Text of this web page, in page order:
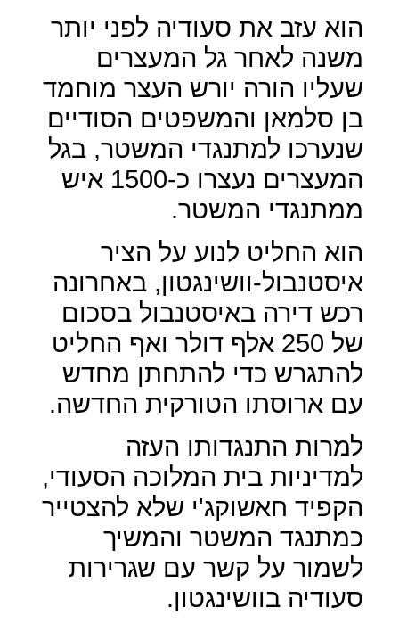
הוא עזב את סעודיה לפני יותר
משנה לאחר גל המעצרים
שעליו הורה יורש העצר מוחמד
בן סלמאן והמשפטים הסודיים
שנערכו למתנגדי המשטר, בגל
המעצרים נעצרו כ-1500 איש
ממתנגדי המשטר.
הוא החליט לנוע על הציר
איסטנבול-וושינגטון, באחרונה
רכש דירה באיסטנבול בסכום
של 250 אלף דולר ואף החליט
להתגרש כדי להתחתן מחדש
עם ארוסתו הטורקית החדשה.
למרות התנגדותו העזה
למדיניות בית המלוכה הסעודי,
הקפיד חאשוקג'י שלא להצטייר
כמתנגד המשטר והמשיך
לשמור על קשר עם שגרירות
סעודיה בוושינגטון.